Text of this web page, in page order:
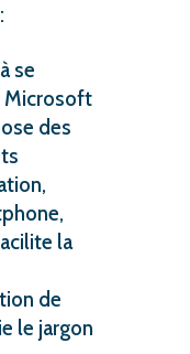
se
Microsoft
des
la
de
le jargon